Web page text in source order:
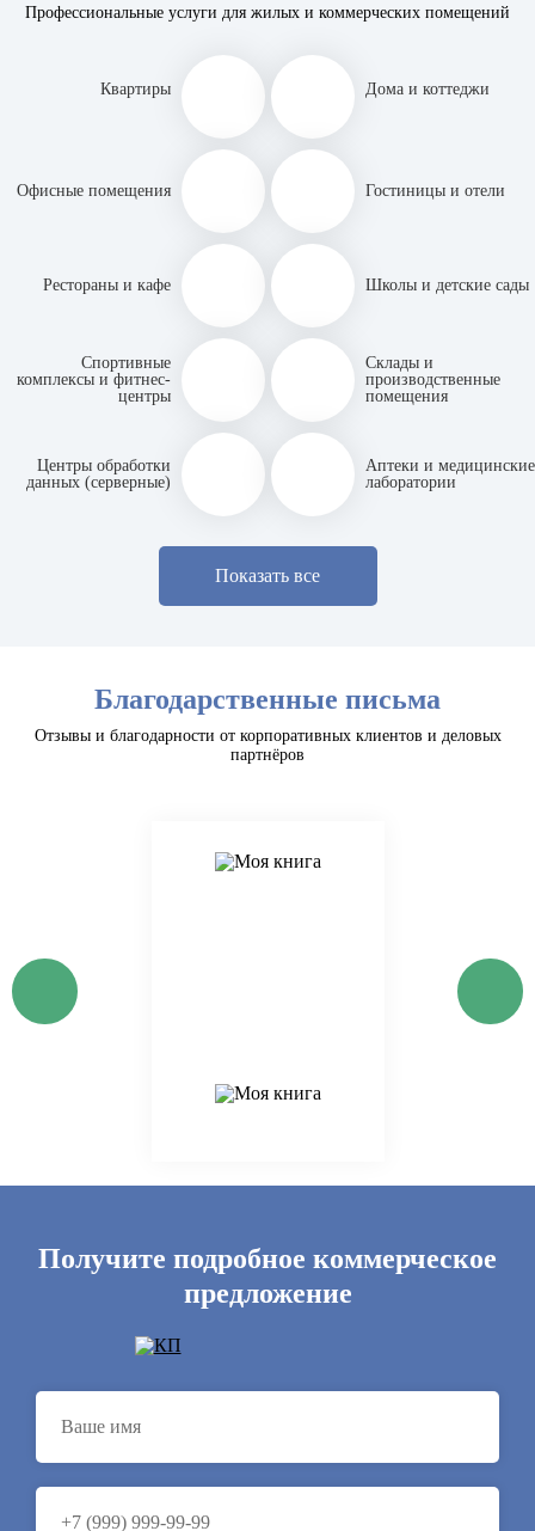
Профессиональные услуги для жилых и коммерческих помещений
Квартиры Дома и коттеджи
Офисные помещения Гостиницы и отели
Рестораны и кафе Школы и детские сады
Спортивные
комплексы и фитнес-
центры
Склады и
производственные
помещения
Центры обработки
данных (серверные)
Аптеки и медицинские
лаборатории
Показать все
Благодарственные письма
Отзывы и благодарности от корпоративных клиентов и деловых
партнёров
Получите подробное коммерческое
предложение